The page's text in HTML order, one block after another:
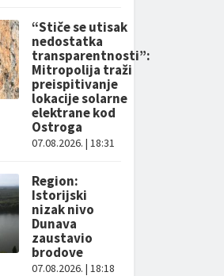
“Stiče se utisak
nedostatka
transparentnosti”:
Mitropolija traži
preispitivanje
lokacije solarne
elektrane kod
Ostroga
07.08.2026. | 18:31
Region:
Istorijski
nizak nivo
Dunava
zaustavio
brodove
07.08.2026. | 18:18